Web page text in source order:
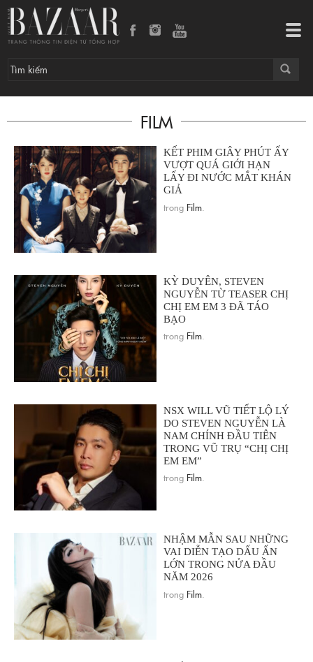
FILM
KẾT PHIM GIÂY PHÚT ẤY
VƯỢT QUÁ GIỚI HẠN
LẤY ĐI NƯỚC MẮT KHÁN
GIẢ
trong Film
KỲ DUYÊN, STEVEN
NGUYỄN TỪ TEASER CHỊ
CHỊ EM EM 3 ĐÃ TÁO
BẠO
trong Film
NSX WILL VŨ TIẾT LỘ LÝ
DO STEVEN NGUYỄN LÀ
NAM CHÍNH ĐẦU TIÊN
TRONG VŨ TRỤ “CHỊ CHỊ
EM EM”
trong Film
NHẬM MẪN SAU NHỮNG
VAI DIỄN TẠO DẤU ẤN
LỚN TRONG NỬA ĐẦU
NĂM 2026
trong Film